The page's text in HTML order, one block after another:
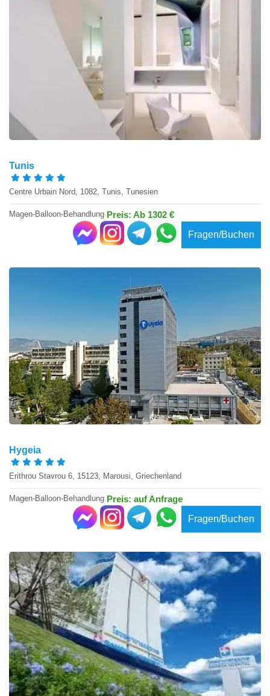
Tunis
Centre Urbain Nord, 1082, Tunis, Tunesien
Magen-Balloon-Behandlung Preis: Ab 1302 €
Fragen/Buchen
Hygeia
Erithrou Stavrou 6, 15123, Marousi, Griechenland
Magen-Balloon-Behandlung Preis: auf Anfrage
Fragen/Buchen